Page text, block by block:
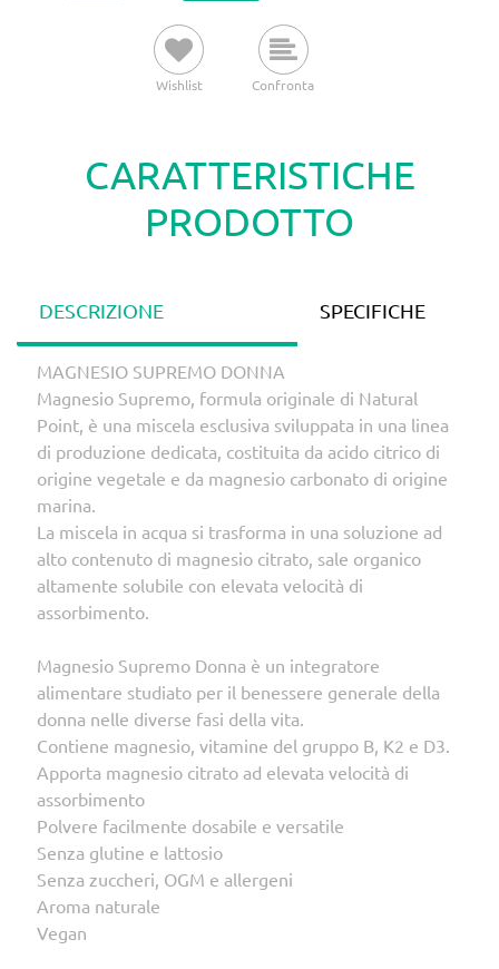
Wishlist Confronta
CARATTERISTICHE
PRODOTTO
DESCRIZIONE SPECIFICHE
MAGNESIO SUPREMO DONNA
Magnesio Supremo, formula originale di Natural
Point, è una miscela esclusiva sviluppata in una linea
di produzione dedicata, costituita da acido citrico di
origine vegetale e da magnesio carbonato di origine
marina.
La miscela in acqua si trasforma in una soluzione ad
alto contenuto di magnesio citrato, sale organico
altamente solubile con elevata velocità di
assorbimento.
Magnesio Supremo Donna è un integratore
alimentare studiato per il benessere generale della
donna nelle diverse fasi della vita.
Contiene magnesio, vitamine del gruppo B, K2 e D3.
Apporta magnesio citrato ad elevata velocità di
assorbimento
Polvere facilmente dosabile e versatile
Senza glutine e lattosio
Senza zuccheri, OGM e allergeni
Aroma naturale
Vegan